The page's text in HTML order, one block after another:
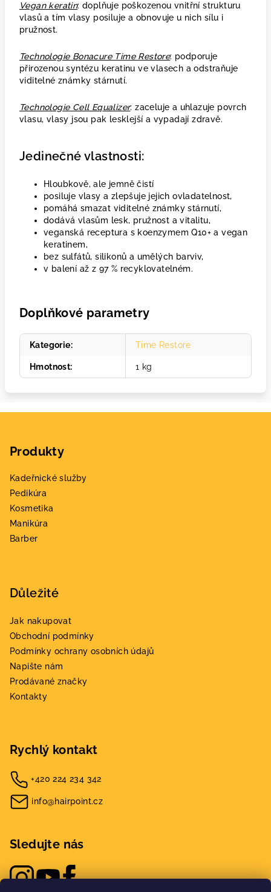
Vegan keratin: doplňuje poškozenou vnitřní strukturu
vlasů a tím vlasy posiluje a obnovuje u nich sílu i
pružnost.
Technologie Bonacure Time Restore: podporuje
přirozenou syntézu keratinu ve vlasech a odstraňuje
viditelné známky stárnutí.
Technologie Cell Equalizer: zaceluje a uhlazuje povrch
vlasu, vlasy jsou pak lesklejší a vypadají zdravě.
Jedinečné vlastnosti:
Hloubkově, ale jemně čistí
posiluje vlasy a zlepšuje jejich ovladatelnost,
pomáhá smazat viditelné známky stárnutí,
dodává vlasům lesk, pružnost a vitalitu,
veganská receptura s koenzymem Q10+ a vegan
keratinem,
bez sulfátů, silikonů a umělých barviv,
v balení až z 97 % recyklovatelném.
Doplňkové parametry
Kategorie: Time Restore
Hmotnost: 1 kg
Produkty
Kadeřnické služby
Pedikúra
Kosmetika
Manikúra
Barber
Důležité
Jak nakupovat
Obchodní podmínky
Podmínky ochrany osobních údajů
Napište nám
Prodávané značky
Kontakty
Rychlý kontakt
+420 224 234 342
info@hairpoint.cz
Sledujte nás